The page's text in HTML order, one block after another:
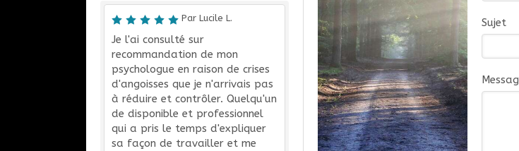
Sujet
Par Lucile L.
Je l'ai consulté sur
recommandation de mon
psychologue en raison de crises
d'angoisses que je n'arrivais pas
à réduire et contrôler. Quelqu'un
de disponible et professionnel
qui a pris le temps d'expliquer
sa façon de travailler et me